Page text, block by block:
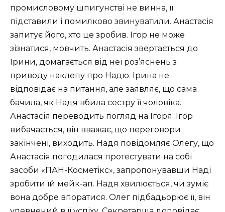
промисловому шпигунстві не винна, її
підставили і помилково звинуватили. Анастасія
запитує його, хто це зробив. Ігор не може
зізнатися, мовчить. Анастасія звертається до
Ірини, домагається від неї роз’яснень з
приводу наклепу про Надю. Ірина не
відповідає на питання, але заявляє, що сама
бачила, як Надя вбила сестру її чоловіка.
Анастасія переводить погляд на Ігоря. Ігор
вибачається, він вважає, що переговори
закінчені, виходить. Надя повідомляє Олегу, що
Анастасія погодилася протестувати на собі
засоби «ПАН-Косметікс», запропонувавши Наді
зробити їй мейк-ап. Надя хвилюється, чи зуміє
вона добре впоратися. Олег підбадьорює її, він